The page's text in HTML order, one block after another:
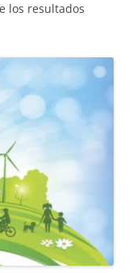
los resultados